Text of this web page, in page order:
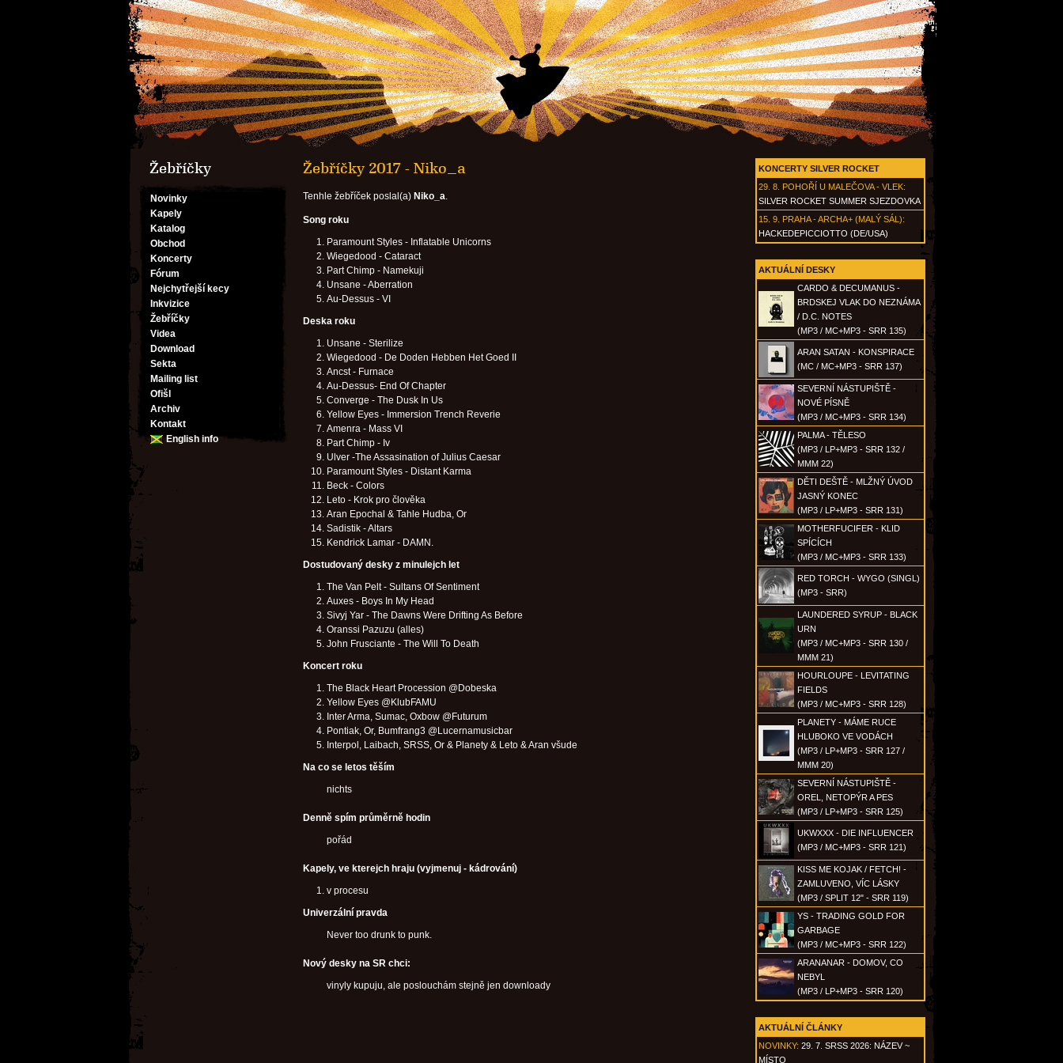
Žebříčky
Novinky
Kapely
Katalog
Obchod
Koncerty
Fórum
Nejchytřejší kecy
Inkvizice
Žebříčky
Videa
Download
Sekta
Mailing list
Ofišl
Archiv
Kontakt
English info
KONCERTY SILVER ROCKET
29. 8. POHOŘÍ U MALEČOVA - VLEK:
SILVER ROCKET SUMMER SJEZDOVKA
15. 9. PRAHA - ARCHA+ (MALÝ SÁL):
HACKEDEPICCIOTTO (DE/USA)
AKTUÁLNÍ DESKY
CARDO & DECUMANUS -
BRDSKEJ VLAK DO NEZNÁMA
/ D.C. NOTES
(MP3 / MC+MP3 - SRR 135)
ARAN SATAN - KONSPIRACE
(MC / MC+MP3 - SRR 137)
SEVERNÍ NÁSTUPIŠTĚ -
NOVÉ PÍSNĚ
(MP3 / MC+MP3 - SRR 134)
PALMA - TĚLESO
(MP3 / LP+MP3 - SRR 132 /
MMM 22)
DĚTI DEŠTĚ - MLŽNÝ ÚVOD
JASNÝ KONEC
(MP3 / LP+MP3 - SRR 131)
MOTHERFUCIFER - KLID
SPÍCÍCH
(MP3 / MC+MP3 - SRR 133)
RED TORCH - WYGO (SINGL)
(MP3 - SRR)
LAUNDERED SYRUP - BLACK
URN
(MP3 / MC+MP3 - SRR 130 /
MMM 21)
HOURLOUPE - LEVITATING
FIELDS
(MP3 / MC+MP3 - SRR 128)
PLANETY - MÁME RUCE
HLUBOKO VE VODÁCH
(MP3 / LP+MP3 - SRR 127 /
MMM 20)
SEVERNÍ NÁSTUPIŠTĚ -
OREL, NETOPÝR A PES
(MP3 / LP+MP3 - SRR 125)
UKWXXX - DIE INFLUENCER
(MP3 / MC+MP3 - SRR 121)
KISS ME KOJAK / FETCH! -
ZAMLUVENO, VÍC LÁSKY
(MP3 / SPLIT 12" - SRR 119)
YS - TRADING GOLD FOR
GARBAGE
(MP3 / MC+MP3 - SRR 122)
ARANANAR - DOMOV, CO
NEBYL
(MP3 / LP+MP3 - SRR 120)
AKTUÁLNÍ ČLÁNKY
NOVINKY: 29. 7. SRSS 2026: NÁZEV ~
MÍSTO
Žebříčky 2017 - Niko_a
Tenhle žebříček poslal(a) Niko_a.
Song roku
Paramount Styles - Inflatable Unicorns
Wiegedood - Cataract
Part Chimp - Namekuji
Unsane - Aberration
Au-Dessus - VI
Deska roku
Unsane - Sterilize
Wiegedood - De Doden Hebben Het Goed II
Ancst - Furnace
Au-Dessus- End Of Chapter
Converge - The Dusk In Us
Yellow Eyes - Immersion Trench Reverie
Amenra - Mass VI
Part Chimp - Iv
Ulver -The Assasination of Julius Caesar
Paramount Styles - Distant Karma
Beck - Colors
Leto - Krok pro člověka
Aran Epochal & Tahle Hudba, Or
Sadistik - Altars
Kendrick Lamar - DAMN.
Dostudovaný desky z minulejch let
The Van Pelt - Sultans Of Sentiment
Auxes - Boys In My Head
Sivyj Yar - The Dawns Were Drifting As Before
Oranssi Pazuzu (alles)
John Frusciante - The Will To Death
Koncert roku
The Black Heart Procession @Dobeska
Yellow Eyes @KlubFAMU
Inter Arma, Sumac, Oxbow @Futurum
Pontiak, Or, Bumfrang3 @Lucernamusicbar
Interpol, Laibach, SRSS, Or & Planety & Leto & Aran všude
Na co se letos těším
nichts
Denně spím průměrně hodin
pořád
Kapely, ve kterejch hraju (vyjmenuj - kádrování)
v procesu
Univerzální pravda
Never too drunk to punk.
Nový desky na SR chci:
vinyly kupuju, ale poslouchám stejně jen downloady